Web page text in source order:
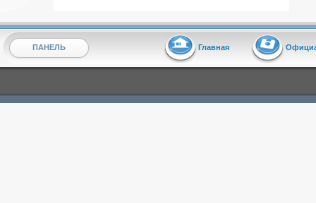
Архивный сайт администрации МО "Карсунский район"
ПАНЕЛЬ Главная